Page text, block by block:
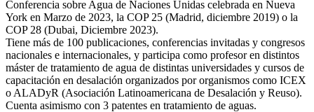
Conferencia sobre Agua de Naciones Unidas celebrada en Nueva
York en Marzo de 2023, la COP 25 (Madrid, diciembre 2019) o la
COP 28 (Dubai, Diciembre 2023).
Tiene más de 100 publicaciones, conferencias invitadas y congresos
nacionales e internacionales, y participa como profesor en distintos
máster de tratamiento de agua de distintas universidades y cursos de
capacitación en desalación organizados por organismos como ICEX
o ALADyR (Asociación Latinoamericana de Desalación y Reuso).
Cuenta asimismo con 3 patentes en tratamiento de aguas.